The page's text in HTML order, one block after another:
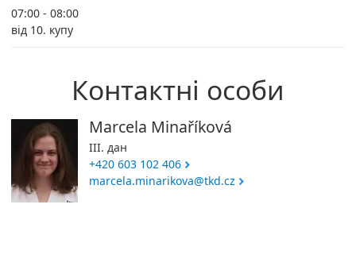
07:00 - 08:00
від 10. купу
Контактні особи
Marcela Minaříková
III. дан
+420 603 102 406
marcela.minarikova@tkd.cz